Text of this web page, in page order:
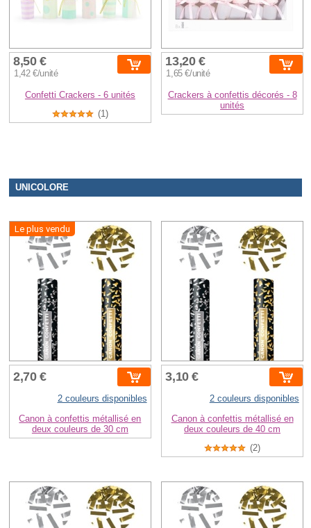
8,50 €
1,42 €/unité
Confetti Crackers - 6 unités
(1)
13,20 €
1,65 €/unité
Crackers à confettis décorés - 8
unités
UNICOLORE
Le plus vendu
2,70 €
2 couleurs disponibles
Canon à confettis métallisé en
deux couleurs de 30 cm
3,10 €
2 couleurs disponibles
Canon à confettis métallisé en
deux couleurs de 40 cm
(2)